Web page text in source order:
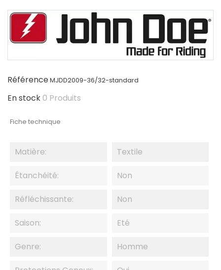
RéférenceMJDD2009-36/32-standard
En stock0 Produits
Fiche technique
Matière: Textile
Étanchéité: Non
Réfléchissante: Non
Saison: Eté
Genre: Homme